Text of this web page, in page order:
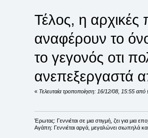
Τέλος, η
αναφέρουν το
το γεγονός οτι
ανεπεξεργαστά
« Τελευταία τροποποίηση: 16/12/08, 15:55 από
Έρωτας: Γεννιέται σε μια στιγμή, ζει για μια
Αγάπη: Γεννιέται αργά, μεγαλώνει σιωπηλά